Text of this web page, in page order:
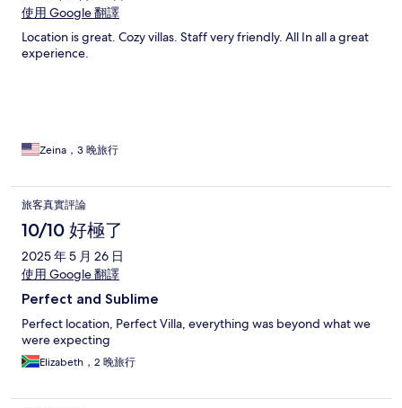
使用 Google 翻譯
Location is great. Cozy villas. Staff very friendly. All In all a great
experience.
Zeina，3 晚旅行
旅客真實評論
10/10 好極了
2025 年 5 月 26 日
使用 Google 翻譯
Perfect and Sublime
Perfect location, Perfect Villa, everything was beyond what we
were expecting
Elizabeth，2 晚旅行